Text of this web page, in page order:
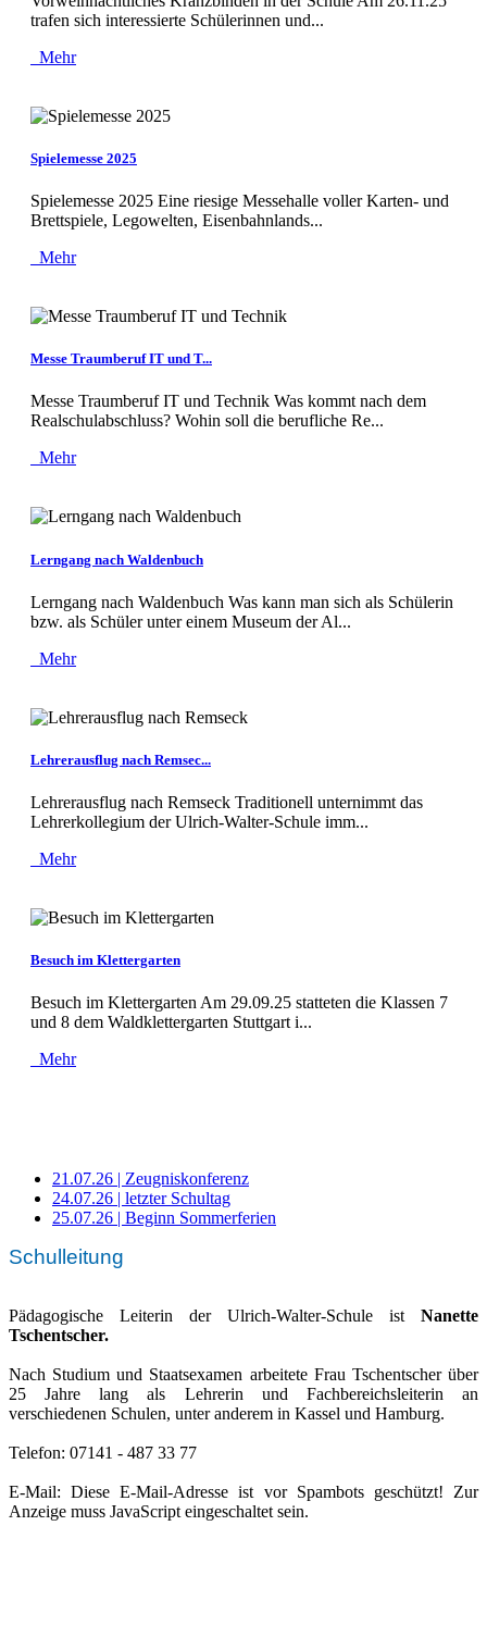
trafen sich interessierte Schülerinnen und...
Mehr
Spielemesse 2025
Spielemesse 2025 Eine riesige Messehalle voller Karten- und
Brettspiele, Legowelten, Eisenbahnlands...
Mehr
Messe Traumberuf IT und T...
Messe Traumberuf IT und Technik Was kommt nach dem
Realschulabschluss? Wohin soll die berufliche Re...
Mehr
Lerngang nach Waldenbuch
Lerngang nach Waldenbuch Was kann man sich als Schülerin
bzw. als Schüler unter einem Museum der Al...
Mehr
Lehrerausflug nach Remsec...
Lehrerausflug nach Remseck Traditionell unternimmt das
Lehrerkollegium der Ulrich-Walter-Schule imm...
Mehr
Besuch im Klettergarten
Besuch im Klettergarten Am 29.09.25 statteten die Klassen 7
und 8 dem Waldklettergarten Stuttgart i...
Mehr
21.07.26 | Zeugniskonferenz
24.07.26 | letzter Schultag
25.07.26 | Beginn Sommerferien
Schulleitung
Pädagogische Leiterin der Ulrich-Walter-Schule ist Nanette
Tschentscher.
Nach Studium und Staatsexamen arbeitete Frau Tschentscher über
25 Jahre lang als Lehrerin und Fachbereichsleiterin an
verschiedenen Schulen, unter anderem in Kassel und Hamburg.
Telefon: 07141 - 487 33 77
E-Mail:Diese E-Mail-Adresse ist vor Spambots geschützt! Zur
Anzeige muss JavaScript eingeschaltet sein.